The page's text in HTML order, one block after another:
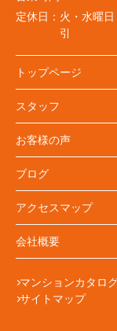
定休日： 火・水曜
引
トップページ
スタッフ
お客様の声
ブログ
アクセスマップ
会社概要
マンションカタロ
サイトマップ